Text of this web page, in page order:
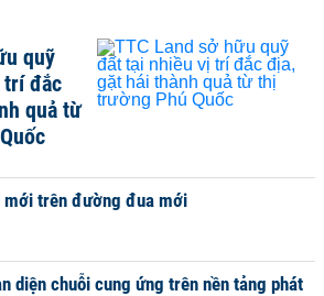
quỹ
đắc
quả từ
mới trên đường đua mới
diện chuỗi cung ứng trên nền tảng phát